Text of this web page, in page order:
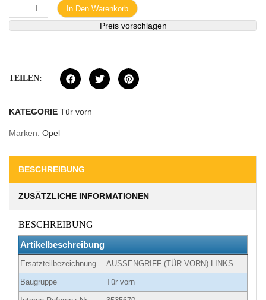
In Den Warenkorb
Preis vorschlagen
TEILEN:
KATEGORIE Tür vorn
Marken: Opel
BESCHREIBUNG
ZUSÄTZLICHE INFORMATIONEN
BESCHREIBUNG
Artikelbeschreibung
Ersatzteilbezeichnung AUSSENGRIFF (TÜR VORN) LINKS
Baugruppe Tür vorn